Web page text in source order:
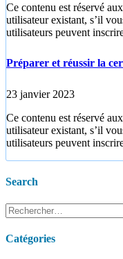
Ce contenu est réservé
utilisateur existant, s’il
utilisateurs peuvent
Préparer et réussir la
23 janvier 2023
Ce contenu est réservé
utilisateur existant, s’il
utilisateurs peuvent
Search
Rechercher :
Catégories